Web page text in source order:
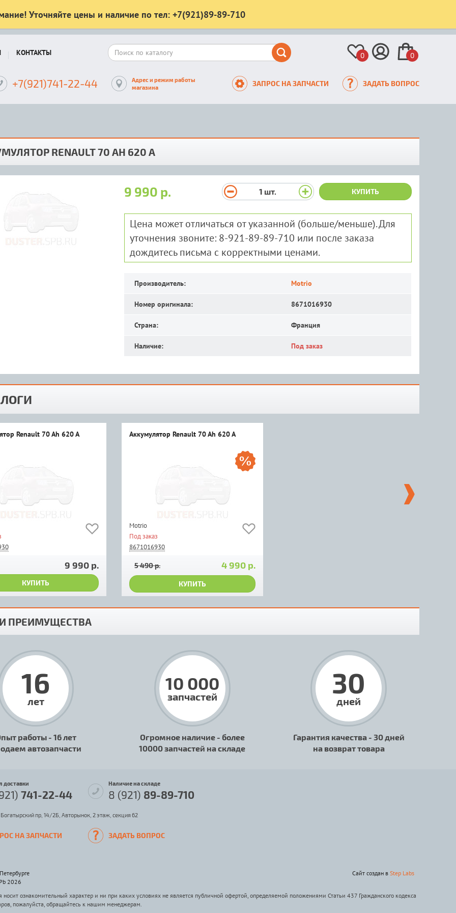
Уточняйте цены и наличие по тел: +7(921)89-89-710
КОНТАКТЫ 0 0
+7(921)741-22-44
Адрес и режим работы
магазина
ЗАПРОС НА ЗАПЧАСТИ ЗАДАТЬ ВОПРОС
RENAULT 70 AH 620 A
9 990 р. 1 шт. КУПИТЬ
Цена может отличаться от указанной (больше/меньше). Для
уточнения звоните: 8-921-89-89-710 или после заказа
дождитесь письма с корректными ценами.
Производитель: Motrio
Номер оригинала: 8671016930
Страна: Франция
Наличие: Под заказ
Renault 70 Ah 620 A
9 990 р.
КУПИТЬ
Аккумулятор Renault 70 Ah 620 A
Motrio
Под заказ
8671016930
4 990 р.
5 490 р.
КУПИТЬ
ПРЕИМУЩЕСТВА
16
лет
работы - 16 лет
автозапчасти
10 000
запчастей
Огромное наличие - более
10000 запчастей на складе
30
дней
Гарантия качества - 30 дней
на возврат товара
доставки
741-22-44
Наличие на складе
8 (921) 89-89-710
пр, 14/2Б, Авторынок, 2 этаж, секция 62
НА ЗАПЧАСТИ ЗАДАТЬ ВОПРОС
2026
Сайт создан в Step Labs
ознакомительный характер и ни при каких условиях не является публичной офертой, определяемой положениями Статьи 437 Гражданского кодекса
пожалуйста, обращайтесь к нашим менеджерам.